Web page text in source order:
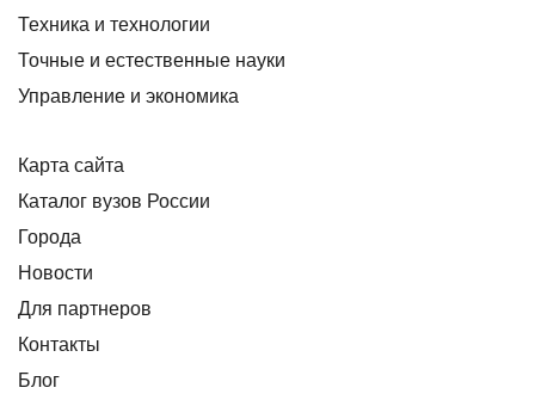
Техника и технологии
Точные и естественные науки
Управление и экономика
Карта сайта
Каталог вузов России
Города
Новости
Для партнеров
Контакты
Блог